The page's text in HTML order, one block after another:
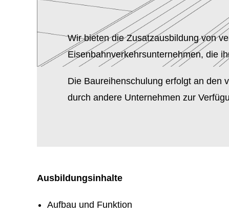
Wir bieten die Zusatzausbildung von
Eisenbahnverkehrsunternehmen, die
Die Baureihenschulung erfolgt an den
durch andere Unternehmen zur
Ausbildungsinhalte
Aufbau und Funktion